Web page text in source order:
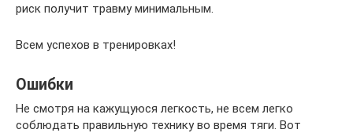
риск получит травму минимальным.
Всем успехов в тренировках!
Ошибки
Не смотря на кажущуюся легкость, не всем легко
соблюдать правильную технику во время тяги. Вот